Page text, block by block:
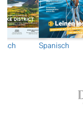
Spanisch